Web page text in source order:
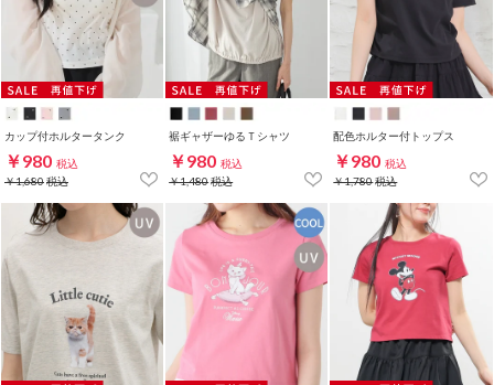
カップ付ホルタータンク
￥980 税込
￥1,680税込
裾ギャザーゆるＴシャツ
￥980 税込
￥1,480税込
配色ホルター付トップス
￥980 税込
￥1,780税込